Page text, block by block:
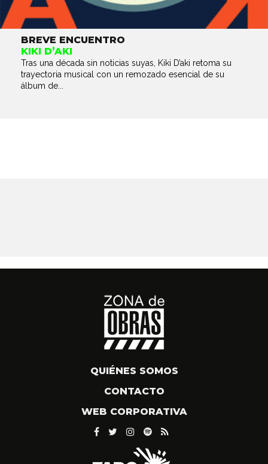
BREVE ENCUENTRO
KIKI D’AKI
Tras una década sin noticias suyas, Kiki D’aki retoma su
trayectoria musical con un remozado esencial de su
álbum de...
QUIÉNES SOMOS
CONTACTO
WEB CORPORATIVA